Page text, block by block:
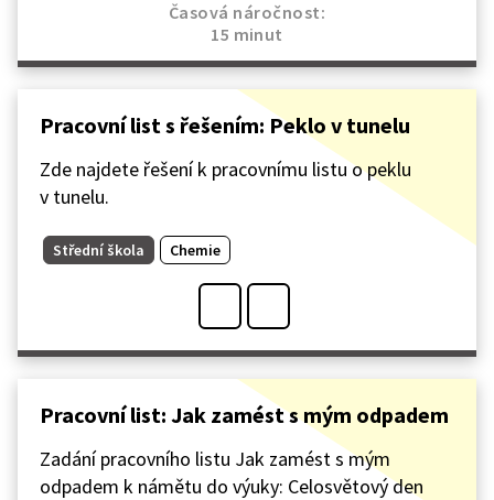
Časová náročnost:
15 minut
Pracovní list s řešením: Peklo v tunelu
Zde najdete řešení k pracovnímu listu o peklu
v tunelu.
Střední škola Chemie
Pracovní list: Jak zamést s mým odpadem
Zadání pracovního listu Jak zamést s mým
odpadem k námětu do výuky: Celosvětový den